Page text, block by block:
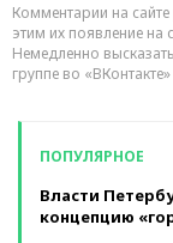
Комментарии на
этим их появление на
Немедленно
группе во «ВКонтакте»
ПОПУЛЯРНОЕ
Власти
концепцию